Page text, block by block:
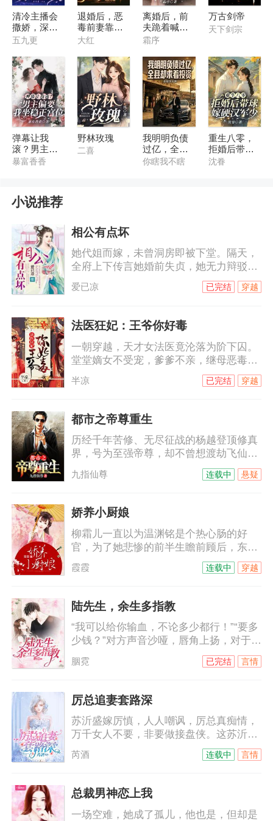
清冷主播会
撒娇，深陷
神豪修罗场
五九更
退婚后，恶
毒前妻靠宠
暴君续命
大红
离婚后，前
夫跪着喊我
舅妈
霜序
万古剑帝
天下剑宗
弹幕让我
滚？男主偏
要我坐稳正
暴富香香
野林玫瑰
二喜
我明明负债
过亿，全县
却求着投资
你瞎我不瞎
重生八零，
拒婚后带球
嫁硬汉军少
沈眷
小说推荐
相公有点坏
她代姐而嫁，未曾洞房即被下堂。隔天，
全府上下传言她婚前失贞，她无力辩驳。
嘲笑谩骂冷眼喷涌而来，她泰然处之，自
认清者自清。他对她恨之入骨，她却爱他
用满腔温柔来软化他铁石心肠，却被他伤
的伤痕累累，心碎成殇。当她小产，那触
目惊心的鲜血将他的理智摧毁，也让他对
她的感觉发生了变化。可是，她已经心
死。姐姐突然到来，她知道自己该走了，
有意成全他们，他恼怒地低喊：“祝夕儿，
爱已凉 穿越
已完结
法医狂妃：王爷你好毒
一朝穿越，天才女法医竟沦落为阶下囚。
堂堂嫡女不受宠，爹爹不亲，继母恶毒，
庶妹陷害，日子过得那叫一个水深火热。
初见她，他是天璃国最尊贵的钺王：“难为
谶，她去哪哪儿出事，走哪哪儿死人……
跟我玩心机？看我斗智斗勇还得斗笑里藏
刀杀人不见血的钺王殿下！
半凉 穿越
已完结
都市之帝尊重生
历经千年苦修、无尽征战的杨越登顶修真
界，号为至强帝尊，却不曾想渡劫飞仙之
时因心魔、暗算而陨落，却意外重回千年
前的少年时代。上一世我登临绝顶、俯瞰
仅要打破前世桎梏、破劫飞仙，亦将不负
前尘不负卿。
九指仙尊 悬疑
连载中
娇养小厨娘
柳霜儿一直以为温渊铭是个热心肠的好
官，为了她悲惨的前半生瞻前顾后，东奔
西顾，直到某日被哄骗入了洞房才知道，
原来这厮在玩夫人养成计划。
霞霞 穿越
连载中
陆先生，余生多指教
“我可以给你输血，不论多少都行！”“要多
少钱？”对方声音沙哑，唇角上扬，对于他
的身份来说，钱从来都不是问题。“我不要
钱，我要复仇！”司徒静的拳头紧紧地攥
的。”陆锦傲咳嗽着，“我不要你的命，嫁
给我，作为我的妻子去复仇吧！”
胭霓 言情
已完结
厉总追妻套路深
苏沂盛嫁厉慎，人人嘲讽，厉总真痴情，
万千女人不要，非要做接盘侠。这苏沂都
怀上别人的孩子了，厉慎依旧宠爱有加。
外界传闻，苏沂简直就是厉慎心头的白月
果真是白月光，也不会每天野种挂在嘴
上，死不承认那是他的种。朱砂痣？真是
朱砂痣，也不会刚出月子，就让怀孕的姐
芮酒 言情
连载中
总裁男神恋上我
一场空难，她成了孤儿，他也是，但却是